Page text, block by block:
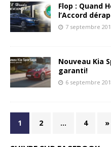
Flop : Quand
l’Accord
7 septembre
Nouveau Kia
garanti!
6 septembre
1 2 … 4 »